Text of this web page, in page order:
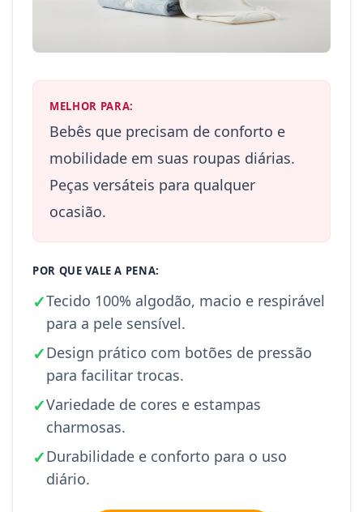
MELHOR PARA:
Bebês que precisam de conforto e
mobilidade em suas roupas diárias.
Peças versáteis para qualquer
ocasião.
POR QUE VALE A PENA:
✓Tecido 100% algodão, macio e respirável
para a pele sensível.
✓Design prático com botões de pressão
para facilitar trocas.
✓Variedade de cores e estampas
charmosas.
✓Durabilidade e conforto para o uso
diário.